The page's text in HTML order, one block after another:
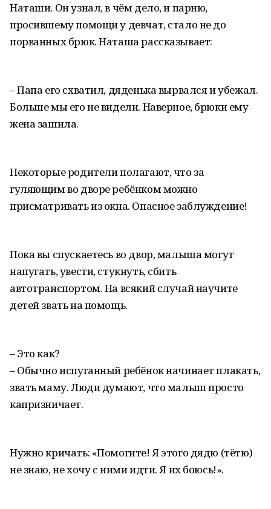
Наташи. Он узнал, в чём дело, и парню,
просившему помощи у девчат, стало не до
порванных брюк. Наташа рассказывает:
– Папа его схватил, дяденька вырвался и убежал.
Больше мы его не видели. Наверное, брюки ему
жена зашила.
Некоторые родители полагают, что за
гуляющим во дворе ребёнком можно
присматривать из окна. Опасное заблуждение!
Пока вы спускаетесь во двор, малыша могут
напугать, увести, стукнуть, сбить
автотранспортом. На всякий случай научите
детей звать на помощь.
– Это как?
– Обычно испуганный ребёнок начинает плакать,
звать маму. Люди думают, что малыш просто
капризничает.
Нужно кричать: «Помогите! Я этого дядю (тётю)
не знаю, не хочу с ними идти. Я их боюсь!».